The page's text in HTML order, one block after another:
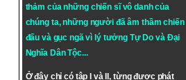
thảm của những chiến sĩ vô danh của
chúng ta, những người đã âm thầm chiến
đấu và gục ngã vì lý tưởng Tự Do và Đại
Nghĩa Dân Tộc...
Ở đây chỉ có tập I và II, từng được phát